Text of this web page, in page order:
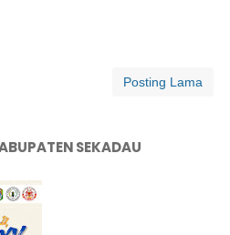
Posting Lama
SEKADAU